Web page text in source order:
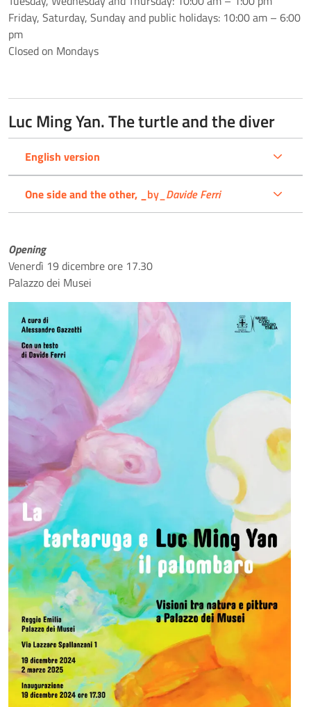
Friday, Saturday, Sunday and public holidays: 10:00 am – 6:00
pm
Closed on Mondays
Luc Ming Yan. The turtle and the diver
English version
One side and the other, _ by_ Davide Ferri
Opening
Venerdì 19 dicembre ore 17.30
Palazzo dei Musei